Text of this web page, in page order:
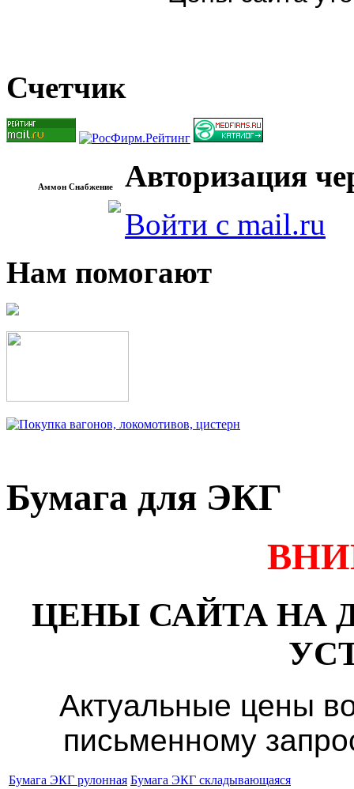
Счетчик
Аммон Снабжение
Авторизация
Войти с mail.ru
Нам помогают
Бумага для ЭКГ
ЦЕНЫ САЙТА НА
Актуальные цены
письменному
Бумага ЭКГ рулонная Бумага ЭКГ складывающаяся